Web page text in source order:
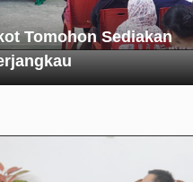
Tomohon Sediakan